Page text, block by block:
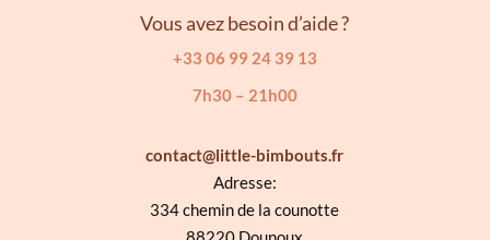
Vous avez besoin d’aide ?
+33 06 99 24 39 13
7h30 – 21h00
contact@little-bimbouts.fr
Adresse:
334 chemin de la counotte